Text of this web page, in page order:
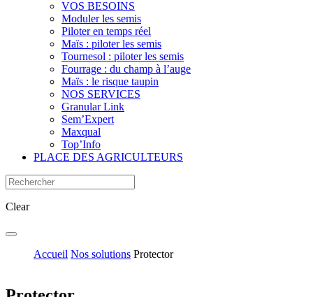
VOS BESOINS
Moduler les semis
Piloter en temps réel
Maïs : piloter les semis
Tournesol : piloter les semis
Fourrage : du champ à l’auge
Maïs : le risque taupin
NOS SERVICES
Granular Link
Sem’Expert
Maxqual
Top’Info
PLACE DES AGRICULTEURS
Clear
Accueil Nos solutions Protector